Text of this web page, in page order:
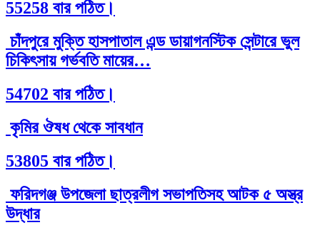
55258 বার পঠিত।
চাঁদপুরে মুক্তি হাসপাতাল এন্ড ডায়াগনস্টিক সেন্টারে ভুল
চিকিৎসায় গর্ভবতি মায়ের…
54702 বার পঠিত।
কৃমির ঔষধ থেকে সাবধান
53805 বার পঠিত।
ফরিদগঞ্জ উপজেলা ছাত্রলীগ সভাপতিসহ আটক ৫ অস্ত্র
উদ্ধার